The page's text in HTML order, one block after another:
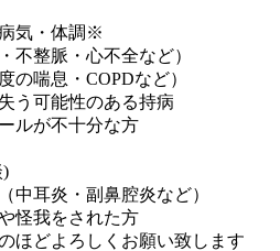
気・体調※
不整脈・心不全など）
の喘息・COPDなど）
う可能性のある持病
ルが不十分な方
)
中耳炎・副鼻腔炎など）
怪我をされた方
ほどよろしくお願い致します